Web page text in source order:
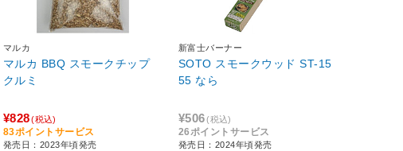
マルカ
マルカ BBQ スモークチップ
クルミ
¥828 (税込)
83ポイントサービス
発売日：2023年頃発売
新富士バーナー
SOTO スモークウッド ST-15
55 なら
¥506 (税込)
26ポイントサービス
発売日：2024年頃発売